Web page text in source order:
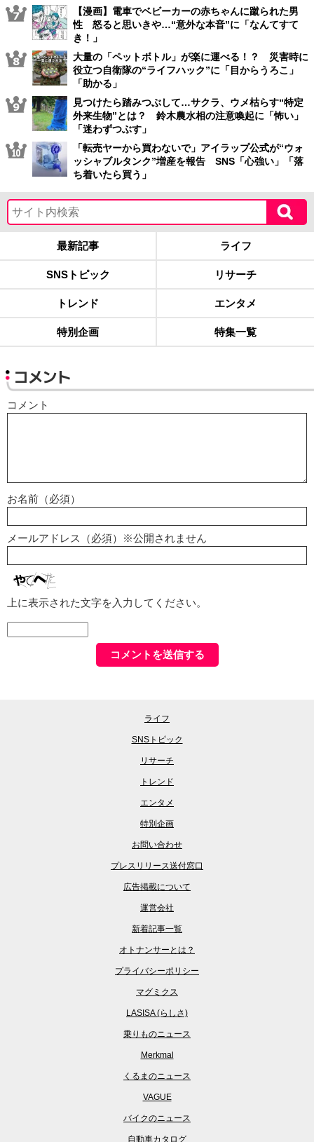
【漫画】電車でベビーカーの赤ちゃんに蹴られた男
性 怒ると思いきや…“意外な本音”に「なんてすて
き！」
大量の「ペットボトル」が楽に運べる！？ 災害時に
役立つ自衛隊の“ライフハック”に「目からうろこ」
「助かる」
見つけたら踏みつぶして…サクラ、ウメ枯らす“特定
外来生物”とは？ 鈴木農水相の注意喚起に「怖い」
「迷わずつぶす」
「転売ヤーから買わないで」アイラップ公式が“ウォ
ッシャブルタンク”増産を報告 SNS「心強い」「落
ち着いたら買う」
最新記事 ライフ
SNSトピック リサーチ
トレンド エンタメ
特別企画 特集一覧
コメント
コメント
お名前（必須）
メールアドレス（必須）※公開されません
上に表示された文字を入力してください。
ライフ
SNSトピック
リサーチ
トレンド
エンタメ
特別企画
お問い合わせ
プレスリリース送付窓口
広告掲載について
運営会社
新着記事一覧
オトナンサーとは？
プライバシーポリシー
マグミクス
LASISA (らしさ)
乗りものニュース
Merkmal
くるまのニュース
VAGUE
バイクのニュース
自動車カタログ